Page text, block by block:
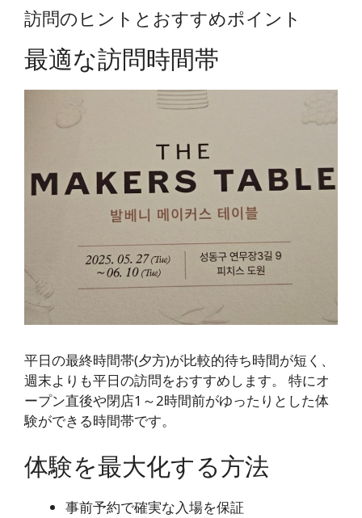
訪問のヒントとおすすめポイント
最適な訪問時間帯
平日の最終時間帯(夕方)が比較的待ち時間が短く、
週末よりも平日の訪問をおすすめします。 特にオ
ープン直後や閉店1～2時間前がゆったりとした体
験ができる時間帯です。
体験を最大化する方法
事前予約で確実な入場を保証